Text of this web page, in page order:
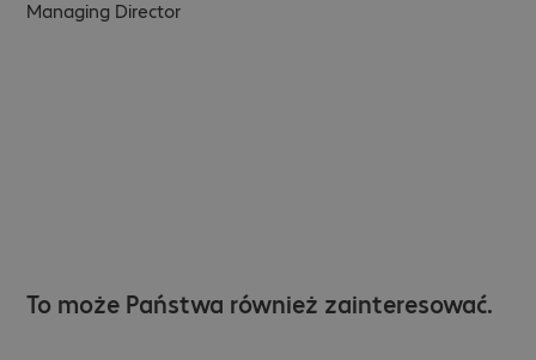
Managing Director
To może Państwa również zainteresować.